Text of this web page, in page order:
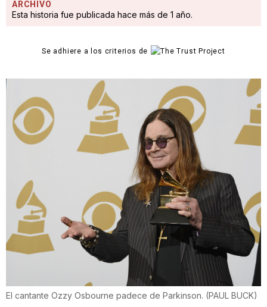
ARCHIVO
Esta historia fue publicada hace más de 1 año.
Se adhiere a los criterios de
El cantante Ozzy Osbourne padece de Parkinson. (PAUL BUCK)